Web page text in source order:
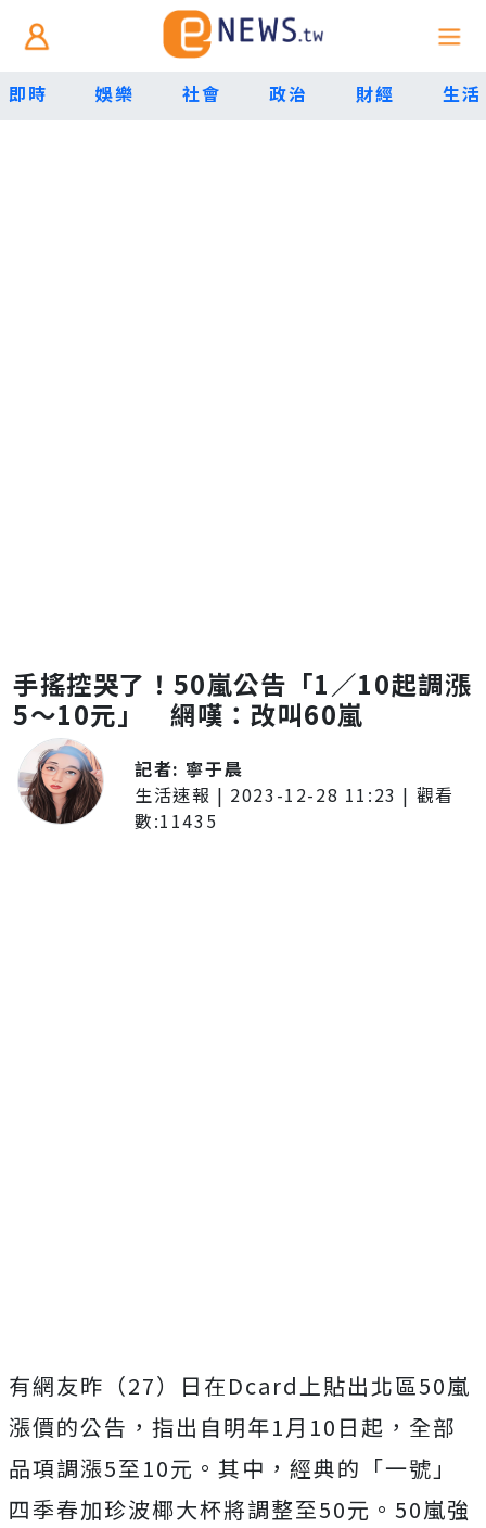
即時 娛樂 社會 政治 財經 生活
手搖控哭了！50嵐公告「1／10起調漲
5～10元」 網嘆：改叫60嵐
記者: 寧于晨
生活速報 | 2023-12-28 11:23 | 觀看
數:11435
有網友昨（27）日在Dcard上貼出北區50嵐
漲價的公告，指出自明年1月10日起，全部
品項調漲5至10元。其中，經典的「一號」
四季春加珍波椰大杯將調整至50元。 50嵐強